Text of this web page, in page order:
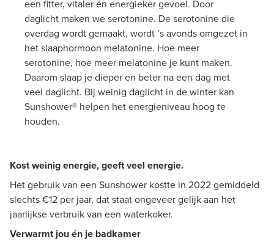
een fitter, vitaler én energieker gevoel. Door
daglicht maken we serotonine. De serotonine die
overdag wordt gemaakt, wordt ’s avonds omgezet in
het slaaphormoon melatonine. Hoe meer
serotonine, hoe meer melatonine je kunt maken.
Daarom slaap je dieper en beter na een dag met
veel daglicht. Bij weinig daglicht in de winter kan
Sunshower® helpen het energieniveau hoog te
houden.
Kost weinig energie, geeft veel energie.
Het gebruik van een Sunshower kostte in 2022 gemiddeld
slechts €12 per jaar, dat staat ongeveer gelijk aan het
jaarlijkse verbruik van een waterkoker.
Verwarmt jou én je badkamer